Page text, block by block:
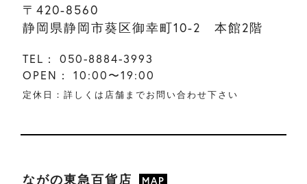
〒420-8560
静岡県静岡市葵区御幸町10-2 本館2階
TEL：
050-8884-3993
OPEN：
10:00〜19:00
定休日：詳しくは店舗までお問い合わせ下さい
ながの東急百貨店 MAP